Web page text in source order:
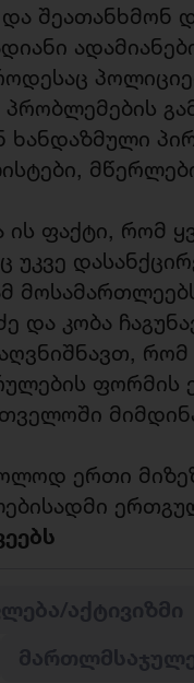
და შეათანხმონ
ხანდაზმული
ის ფაქტი, რომ
და კობა
ერთი